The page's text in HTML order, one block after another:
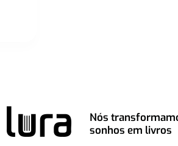
Nós
sonhos em livros